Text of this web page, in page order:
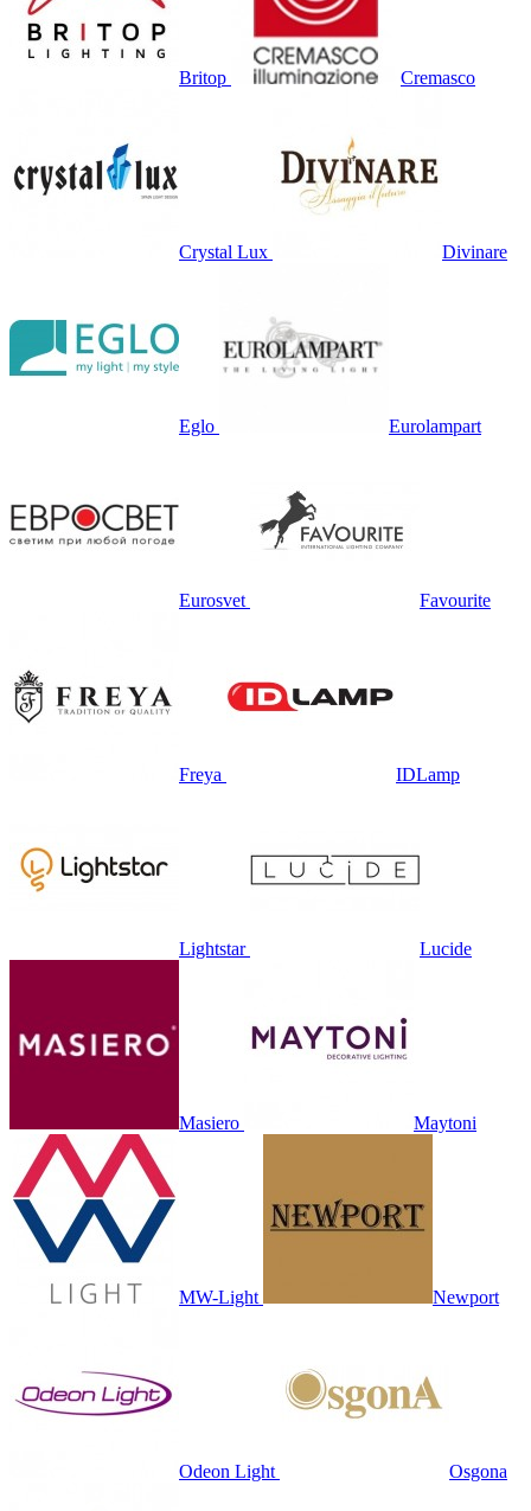
Britop Cremasco
Crystal Lux Divinare
Eglo Eurolampart
Eurosvet Favourite
Freya IDLamp
Lightstar Lucide
Masiero Maytoni
MW-Light Newport
Odeon Light Osgona